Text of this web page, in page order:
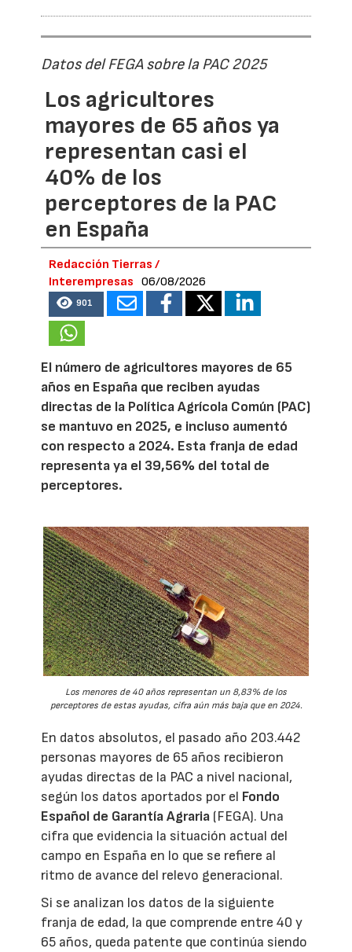
Datos del FEGA sobre la PAC 2025
Los agricultores
mayores de 65 años ya
representan casi el
40% de los
perceptores de la PAC
en España
Redacción Tierras /
Interempresas
06/08/2026
901
El número de agricultores mayores de 65
años en España que reciben ayudas
directas de la Política Agrícola Común (PAC)
se mantuvo en 2025, e incluso aumentó
con respecto a 2024. Esta franja de edad
representa ya el 39,56% del total de
perceptores.
Los menores de 40 años representan un 8,83% de los
perceptores de estas ayudas, cifra aún más baja que en 2024.
En datos absolutos, el pasado año 203.442
personas mayores de 65 años recibieron
ayudas directas de la PAC a nivel nacional,
según los datos aportados por el Fondo
Español de Garantía Agraria (FEGA). Una
cifra que evidencia la situación actual del
campo en España en lo que se refiere al
ritmo de avance del relevo generacional.
Si se analizan los datos de la siguiente
franja de edad, la que comprende entre 40 y
65 años, queda patente que continúa siendo